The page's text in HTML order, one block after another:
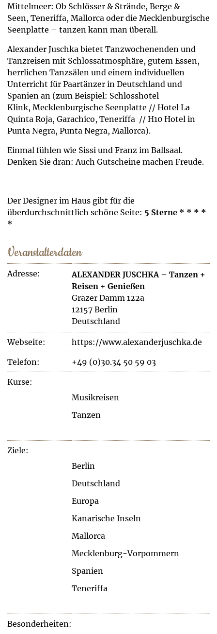
Mittelmeer: Ob Schlösser & Strände, Berge &
Seen, Teneriffa, Mallorca oder die Mecklenburgische
Seenplatte – tanzen kann man überall.
Alexander Juschka bietet Tanzwochenenden und
Tanzreisen mit Schlossatmosphäre, gutem Essen,
herrlichen Tanzsälen und einem individuellen
Unterricht für Paartänzer in Deutschland und
Spanien an (zum Beispiel: Schlosshotel
Klink, Mecklenburgische Seenplatte // Hotel La
Quinta Roja, Garachico, Teneriffa // H10 Hotel in
Punta Negra, Punta Negra, Mallorca).
Einmal fühlen wie Sissi und Franz im Ballsaal.
Denken Sie dran: Auch Gutscheine machen Freude.
Der Designer im Haus gibt für die
überdurchschnittlich schöne Seite: 5 Sterne * * * *
*
Veranstalterdaten
Adresse:
ALEXANDER JUSCHKA – Tanzen +
Reisen + Genießen
Grazer Damm 122a
12157 Berlin
Deutschland
Webseite: https://www.alexanderjuschka.de
Telefon: +49 (0)30.34 50 59 03
Kurse:
Musikreisen
Tanzen
Ziele:
Berlin
Deutschland
Europa
Kanarische Inseln
Mallorca
Mecklenburg-Vorpommern
Spanien
Teneriffa
Besonderheiten: